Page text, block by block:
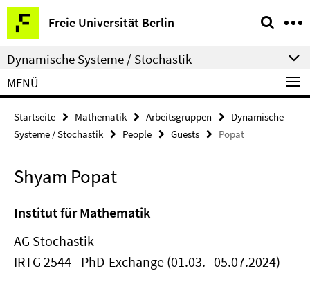
Springe
direkt
zu
Inhalt
Freie Universität Berlin
Service-
Navigation
Dynamische Systeme / Stochastik
MENÜ
Startseite Mathematik Arbeitsgruppen
Dynamische
Systeme / Stochastik
People Guests Popat
Shyam Popat
Institut für Mathematik
AG Stochastik
IRTG 2544 - PhD-Exchange (01.03.--05.07.2024)